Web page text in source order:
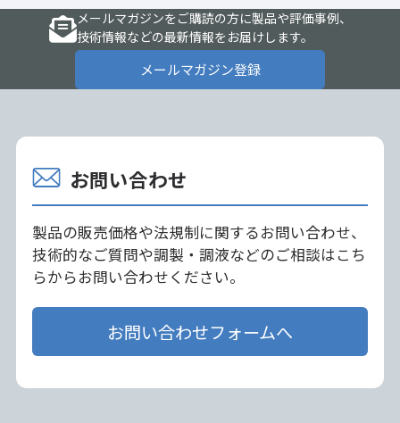
メールマガジンをご購読の方に製品や評価事例、
技術情報などの最新情報をお届けします。
メールマガジン登録
お問い合わせ
製品の販売価格や法規制に関するお問い合わせ、
技術的なご質問や調製・調液などのご相談はこち
らからお問い合わせください。
お問い合わせフォームへ